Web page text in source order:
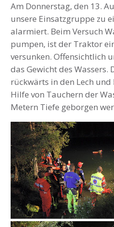
Am Donnerstag, den 13.
unsere Einsatzgruppe zu
alarmiert. Beim Versuch
pumpen, ist der Traktor
versunken. Offensichtlich
das Gewicht des Wassers.
rückwärts in den Lech
Hilfe von Tauchern der
Metern Tiefe geborgen